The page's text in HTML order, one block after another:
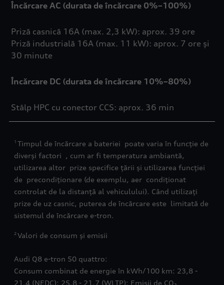
Încărcare AC (durata de încărcare 0%–100%)
Priză casnică 16A (max. 2,3 kW): aprox. 39 ore
Priză industrială 16A (max. 11 kW): aprox. 7 ore și
30 minute
Încărcare DC (durata de încărcare 10%–80%)
Stâlp HPC cu conector CCS: aprox. 36 min
1 Timpul de încărcare a bateriei poate varia în funcție de
diverși factori , cum ar fi temperatura ambiantă,
utilizarea altor prize specifice țării și utilizarea funcției
de precondiționare (de exemplu, aer condiționat
controlat de la distanță al vehiculului). Când utilizați
prize de uz casnic, puterea de încărcare este limitată de
sistemul de încărcare e-tron.
2 Valori de consum și emisii
Audi Q8 e-tron 50 quattro:
Consum combinat de energie în kWh/100 km: 23,8 -
21,4 (NEDC); 25,8 - 21,7 (WLTP); Emisii de CO₂